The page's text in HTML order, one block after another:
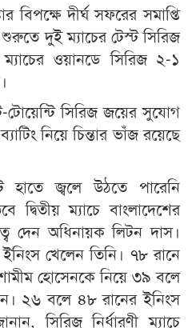
বিপক্ষে দীর্ঘ সফরের সমাপ্তি
দুই ম্যাচের টেস্ট সিরিজ
ওয়ানডে সিরিজ ২-১
টোয়েন্টি সিরিজ জয়ের সুযোগ
নিয়ে চিন্তার ভাঁজ রয়েছে
হাতে জ্বলে উঠতে পারেনি
দ্বিতীয় ম্যাচে বাংলাদেশের
দেন অধিনায়ক লিটন দাস।
খেলেন তিনি। ৭৮ রানে
হোসেনকে নিয়ে ৩৯ বলে
২৬ বলে ৪৮ রানের ইনিংস
সিরিজ নির্ধারণী ম্যাচে